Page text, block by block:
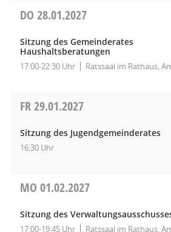
DO 28.01.2027
Sitzung des Gemeinderates
Haushaltsberatungen
17:00-22:30 Uhr Ratssaal im Rathaus,
FR29.01.2027
Sitzung des Jugendgemeinderates
16:30 Uhr
MO 01.02.2027
Sitzung des
17:00-19:45 Uhr Ratssaal im Rathaus,